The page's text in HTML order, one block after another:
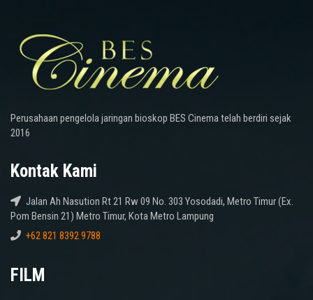
Perusahaan pengelola jaringan bioskop BES Cinema telah berdiri sejak
2016
Kontak Kami
Jalan Ah Nasution Rt 21 Rw 09 No. 303 Yosodadi, Metro Timur (Ex.
Pom Bensin 21) Metro Timur, Kota Metro Lampung
+62 821 8392 9788
FILM